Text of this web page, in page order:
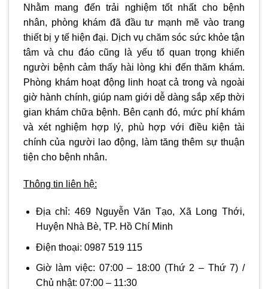
Nhằm mang đến trải nghiệm tốt nhất cho bệnh
nhân, phòng khám đã đầu tư mạnh mẽ vào trang
thiết bị y tế hiện đại. Dịch vụ chăm sóc sức khỏe tận
tâm và chu đáo cũng là yếu tố quan trọng khiến
người bệnh cảm thấy hài lòng khi đến thăm khám.
Phòng khám hoạt động linh hoạt cả trong và ngoài
giờ hành chính, giúp nam giới dễ dàng sắp xếp thời
gian khám chữa bệnh. Bên cạnh đó, mức phí khám
và xét nghiệm hợp lý, phù hợp với điều kiện tài
chính của người lao động, làm tăng thêm sự thuận
tiện cho bệnh nhân.
Thông tin liên hệ:
Địa chỉ:469 Nguyễn Văn Tạo, Xã Long Thới,
Huyện Nhà Bè, TP. Hồ Chí Minh
Điện thoại: 0987 519 115
Giờ làm việc: 07:00 – 18:00 (Thứ 2 – Thứ 7) /
Chủ nhật: 07:00 – 11:30